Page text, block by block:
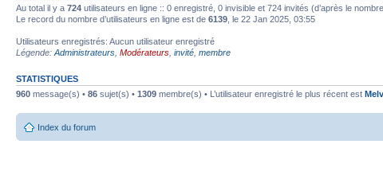
Au total il y a 724 utilisateurs en ligne :: 0 enregistré, 0 invisible et 724 invités (d’après le
Le record du nombre d’utilisateurs en ligne est de 6139 , le 22 Jan 2025, 03:55
Utilisateurs enregistrés: Aucun utilisateur enregistré
Légende: Administrateurs Modérateurs invité membre
STATISTIQUES
960 message(s) • 86 sujet(s) • 1309 membre(s) • L’utilisateur enregistré le plus récent est
Index du forum